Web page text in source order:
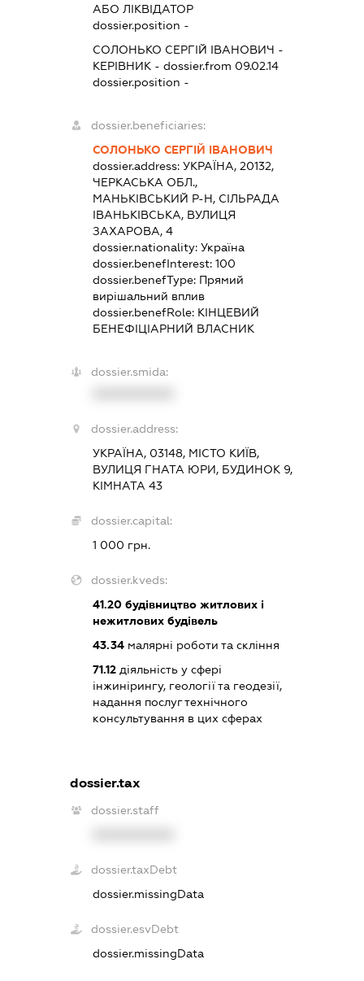
АБО ЛІКВІДАТОР
dossier.position -
СОЛОНЬКО СЕРГІЙ ІВАНОВИЧ -
КЕРІВНИК - dossier.from 09.02.14
dossier.position -
dossier.beneficiaries:
СОЛОНЬКО СЕРГІЙ ІВАНОВИЧ
dossier.address: УКРАЇНА, 20132,
ЧЕРКАСЬКА ОБЛ.,
МАНЬКІВСЬКИЙ Р-Н, СІЛЬРАДА
ІВАНЬКІВСЬКА, ВУЛИЦЯ
ЗАХАРОВА, 4
dossier.nationality: Україна
dossier.benefInterest: 100
dossier.benefType: Прямий
вирішальний вплив
dossier.benefRole: КІНЦЕВИЙ
БЕНЕФІЦІАРНИЙ ВЛАСНИК
dossier.smida:
dossier.address:
УКРАЇНА, 03148, МІСТО КИЇВ,
ВУЛИЦЯ ГНАТА ЮРИ, БУДИНОК 9,
КІМНАТА 43
dossier.capital:
1 000 грн.
dossier.kveds:
41.20будівництво житлових і
нежитлових будівель
43.34малярні роботи та скління
71.12діяльність у сфері
інжинірингу, геології та геодезії,
надання послуг технічного
консультування в цих сферах
dossier.tax
dossier.staff
dossier.taxDebt
dossier.missingData
dossier.esvDebt
dossier.missingData